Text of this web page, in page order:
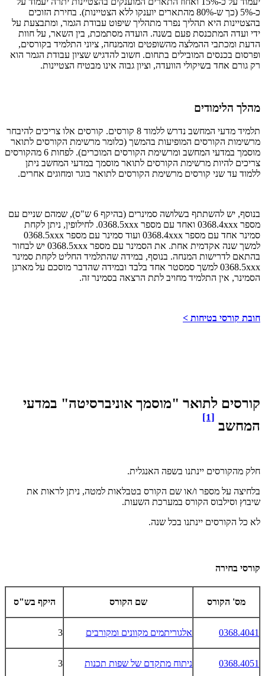
כ-5% (כך ש-80% מהתארים יוענקו ללא הצטיינות). בחירת הזוכים
בהצטיינות היא תהליך נפרד מתהליך שיפוט עבודת הגמר, ומתבצעת על
ידי ועדה המתכנסת פעם בשנה. הועדה מסתמכת, בין השאר, על חוות
הדעת ומכתבי ההמלצה מהשופטים ומהמנחה, ציוני התלמיד בקורסים,
ופרסום בכנסים המובילים בתחום. חשוב להדגיש שציון עבודת הגמר הוא
רק גורם אחד בשיקולי הוועדה, וציון גבוה אינו מבטיח הצטיינות.
מהלך הלימודים
תלמיד מדעי המחשב נדרש ללמוד 8 קורסים. קורסים אלו צריכים להיבחר
מרשימות הקורסים המופיעות בהמשך (כלומר מרשימת הקורסים לתואר
מוסמך במדעי המחשב ומרשימת הקורסים המוכרים). לפחות 6 מהקורסים
צריכים להיות מרשימת הקורסים לתואר מוסמך במדעי המחשב ניתן
ללמוד עד שני קורסים מרשימת הקורסים לתואר בוגר ומחוגים אחרים.
בנוסף, יש להשתתף בשלושה סמינרים (בהיקף 6 ש"ס), שמהם שניים עם
מספר 0368.4xxx ואחד עם מספר 0368.5xxx. לחילופין, ניתן לקחת
סמינר אחד עם מספר 0368.4xxx ועוד סמינר עם מספר 0368.5xxx
למשך שנה אקדמית אחת. את הסמינר עם מספר 0368.5xxx יש לבחור
בהתאם לדרישות המנחה. בנוסף, במידה שהתלמיד החליט לקחת סמינר
0368.5xxx למשך סמסטר אחד בלבד ובמידה שהדבר מוסכם על מארגן
הסמינר, אין התלמיד מחויב לתת הרצאה בסמינר זה.
חובת קורסי בטיחות >
קורסים לתואר "מוסמך אוניברסיטה" במדעי
המחשב
[1]
חלק מהקורסים יינתנו בשפה האנגלית.
בלחיצה על מספר ו/או שם הקורס בטבלאות למטה, ניתן לראות את
שיבוץ וסילבוס הקורס במערכת השעות.
לא כל הקורסים יינתנו בכל שנה.
קורסי בחירה
מס' הקורס שם הקורס היקף בש"ס
0368.4041 אלגוריתמים מקוונים ומקורבים 3
0368.4051 ניתוח מתקדם של שפות תכנות 3